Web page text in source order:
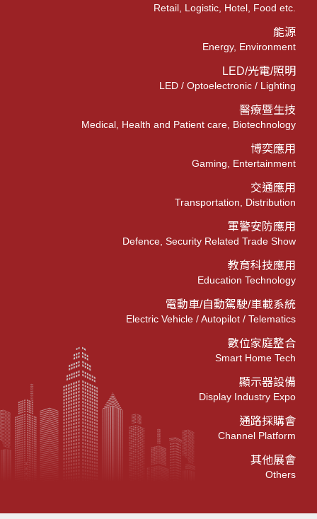
Retail, Logistic, Hotel, Food etc.
能源
Energy, Environment
LED/光電/照明
LED / Optoelectronic / Lighting
醫療暨生技
Medical, Health and Patient care, Biotechnology
博奕應用
Gaming, Entertainment
交通應用
Transportation, Distribution
軍警安防應用
Defence, Security Related Trade Show
教育科技應用
Education Technology
電動車/自動駕駛/車載系統
Electric Vehicle / Autopilot / Telematics
數位家庭整合
Smart Home Tech
顯示器設備
Display Industry Expo
通路採購會
Channel Platform
其他展會
Others